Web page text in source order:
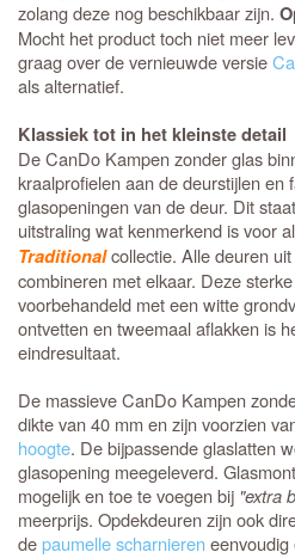
zolang deze nog beschikbaar zijn.
Mocht het product toch niet meer
graag over de vernieuwde versie
als alternatief.
Klassiek tot in het kleinste detail
De CanDo Kampen zonder glas
kraalprofielen aan de deurstijlen en
glasopeningen van de deur. Dit
uitstraling wat kenmerkend is voor
Traditionalcollectie. Alle deuren
combineren met elkaar. Deze
voorbehandeld met een witte
ontvetten en tweemaal aflakken is
eindresultaat.
De massieve CanDo Kampen
dikte van 40 mm en zijn voorzien
hoogte. De bijpassende glaslatten
glasopening meegeleverd.
mogelijk en toe te voegen bij "extra
meerprijs. Opdekdeuren zijn ook
depaumelle scharnieren eenvoudig